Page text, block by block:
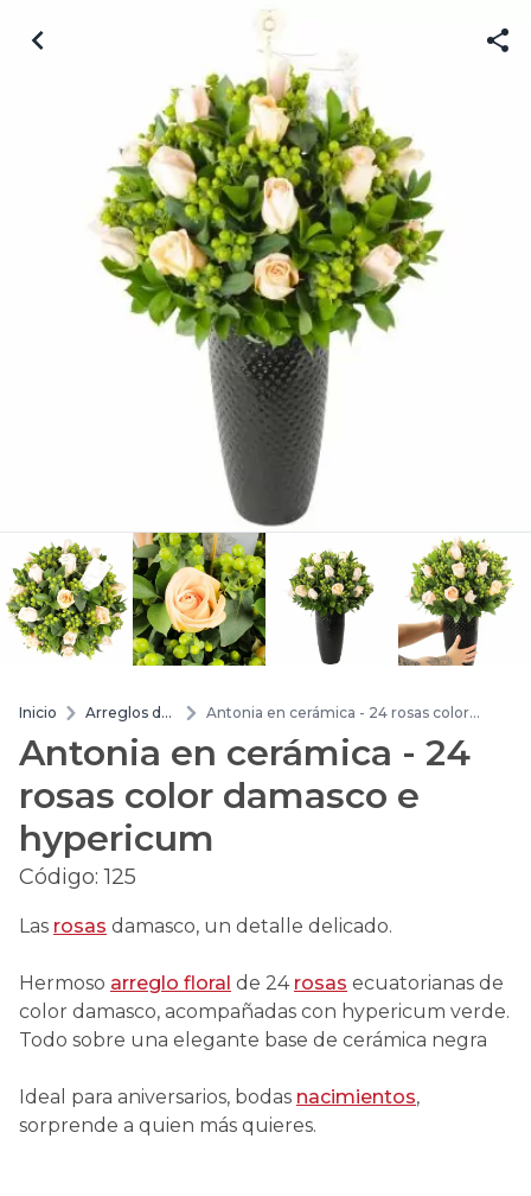
Inicio
Arreglos de
Antonia en cerámica - 24 rosas color
Antonia en cerámica - 24
rosas color damasco e
hypericum
Código:125
Las rosas damasco, un detalle delicado.
Hermoso arreglo floral de 24 rosas ecuatorianas de
color damasco, acompañadas con hypericum verde.
Todo sobre una elegante base de cerámica negra
Ideal para aniversarios, bodas nacimientos,
sorprende a quien más quieres.